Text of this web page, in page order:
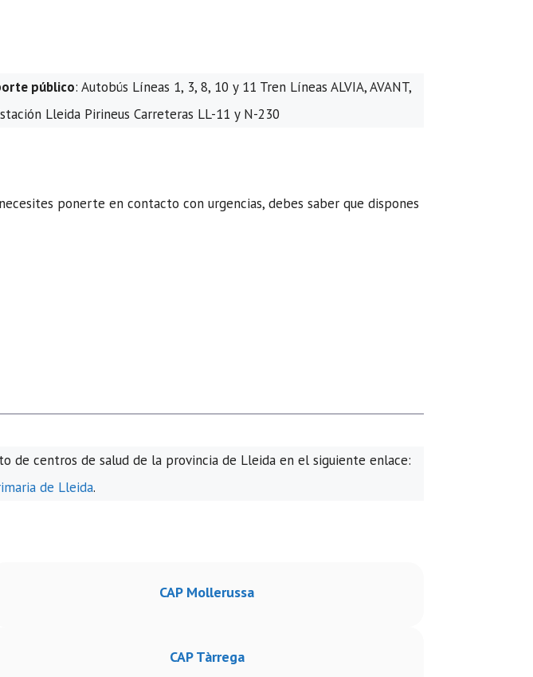
público: Autobús Líneas 1, 3, 8, 10 y 11 Tren Líneas ALVIA, AVANT,
Lleida Pirineus Carreteras LL-11 y N-230
ponerte en contacto con urgencias, debes saber que dispones
centros de salud de la provincia de Lleida en el siguiente enlace:
de Lleida.
CAP Mollerussa
CAP Tàrrega